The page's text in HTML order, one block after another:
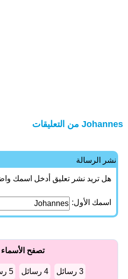
Johannes من التعليقات
نشر الرسالة
هل تريد نشر تعليق أدخل اسمك
اسمك الأول:
تصفح
3 رسائل 4 رسائل 5 رسائل